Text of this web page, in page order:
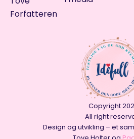
Copyright
All right
Design og utvikling – et
Forfatteren